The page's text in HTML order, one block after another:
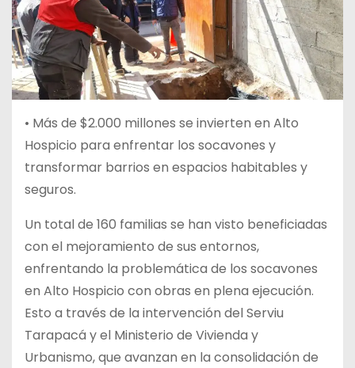
• Más de $2.000 millones se invierten en Alto
Hospicio para enfrentar los socavones y
transformar barrios en espacios habitables y
seguros.
Un total de 160 familias se han visto beneficiadas
con el mejoramiento de sus entornos,
enfrentando la problemática de los socavones
en Alto Hospicio con obras en plena ejecución.
Esto a través de la intervención del Serviu
Tarapacá y el Ministerio de Vivienda y
Urbanismo, que avanzan en la consolidación de